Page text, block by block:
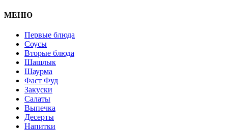
МЕНЮ
Первые блюда
Соусы
Вторые блюда
Шашлык
Шаурма
Фаст Фуд
Закуски
Салаты
Выпечка
Десерты
Напитки